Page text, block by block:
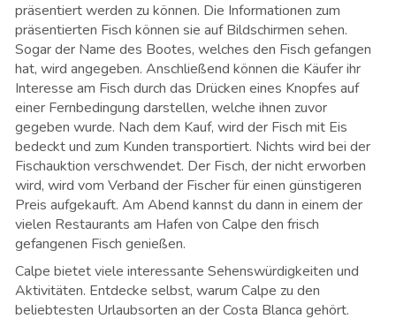
präsentiert werden zu können. Die Informationen zum
präsentierten Fisch können sie auf Bildschirmen sehen.
Sogar der Name des Bootes, welches den Fisch gefangen
hat, wird angegeben. Anschließend können die Käufer ihr
Interesse am Fisch durch das Drücken eines Knopfes auf
einer Fernbedingung darstellen, welche ihnen zuvor
gegeben wurde. Nach dem Kauf, wird der Fisch mit Eis
bedeckt und zum Kunden transportiert. Nichts wird bei der
Fischauktion verschwendet. Der Fisch, der nicht erworben
wird, wird vom Verband der Fischer für einen günstigeren
Preis aufgekauft. Am Abend kannst du dann in einem der
vielen Restaurants am Hafen von Calpe den frisch
gefangenen Fisch genießen.
Calpe bietet viele interessante Sehenswürdigkeiten und
Aktivitäten. Entdecke selbst, warum Calpe zu den
beliebtesten Urlaubsorten an der Costa Blanca gehört.